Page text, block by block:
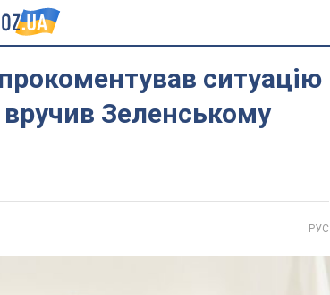
ситуацію
Зеленському
РУС